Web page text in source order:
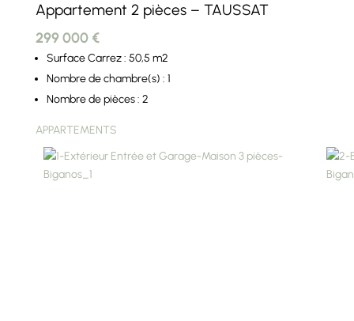
Appartement 2 pièces – TAUSSAT
299 000 €
Surface Carrez : 50,5 m2
Nombre de chambre(s) : 1
Nombre de pièces : 2
APPARTEMENTS